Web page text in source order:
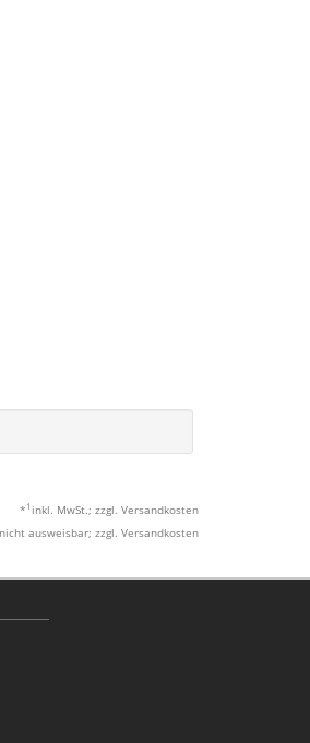
* 1 inkl. MwSt.; zzgl. Versandkosten
ausweisbar; zzgl. Versandkosten